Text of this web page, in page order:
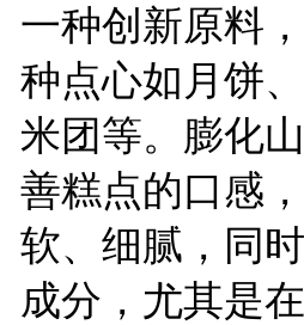
一种创新原料
种点心如月饼
米团等。膨化
善糕点的口感
软、细腻，同
成分，尤其是